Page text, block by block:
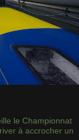
le Championnat
à accrocher un